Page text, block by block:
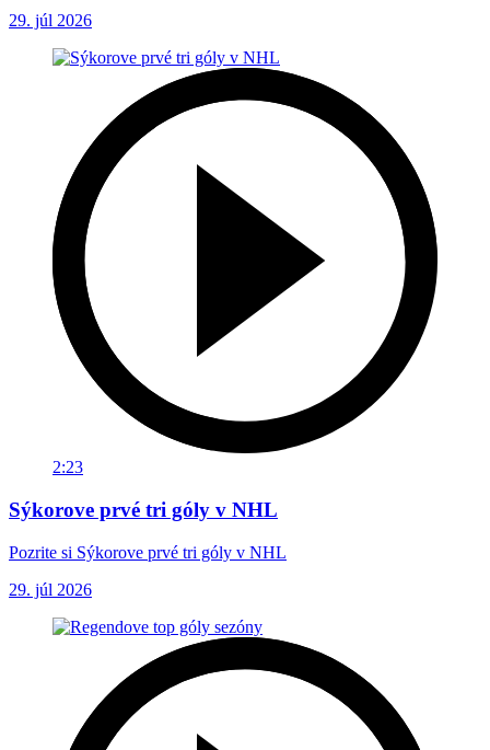
29. júl 2026
2:23
Sýkorove prvé tri góly v NHL
Pozrite si Sýkorove prvé tri góly v NHL
29. júl 2026